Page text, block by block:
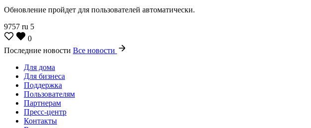
Обновление пройдет для пользователей автоматически.
9757 ru 5
0
Последние новости Все новости
Для дома
Для бизнеса
Поддержка
Пользователям
Партнерам
Пресс-центр
Контакты